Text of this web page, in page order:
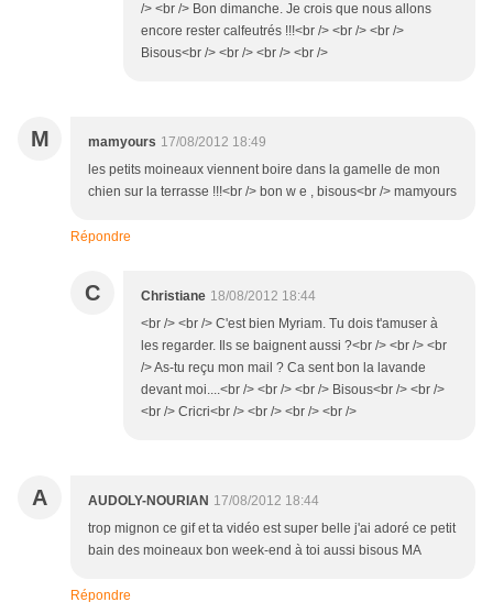
/> <br /> Bon dimanche. Je crois que nous allons
encore rester calfeutrés !!!<br /> <br /> <br />
Bisous<br /> <br /> <br /> <br />
M mamyours 17/08/2012 18:49
les petits moineaux viennent boire dans la gamelle de mon
chien sur la terrasse !!!<br /> bon w e , bisous<br /> mamyours
Répondre
C Christiane 18/08/2012 18:44
<br /> <br /> C'est bien Myriam. Tu dois t'amuser à
les regarder. Ils se baignent aussi ?<br /> <br /> <br
/> As-tu reçu mon mail ? Ca sent bon la lavande
devant moi....<br /> <br /> <br /> Bisous<br /> <br />
<br /> Cricri<br /> <br /> <br /> <br />
A AUDOLY-NOURIAN 17/08/2012 18:44
trop mignon ce gif et ta vidéo est super belle j'ai adoré ce petit
bain des moineaux bon week-end à toi aussi bisous MA
Répondre